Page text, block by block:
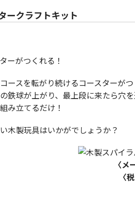
ークラフトキット
ーがつくれる！
ースを転がり続けるコースターがつ
鉄球が上がり、最上段に来たら穴
み立てるだけ！
木製玩具はいかがでしょうか？
〈
〈